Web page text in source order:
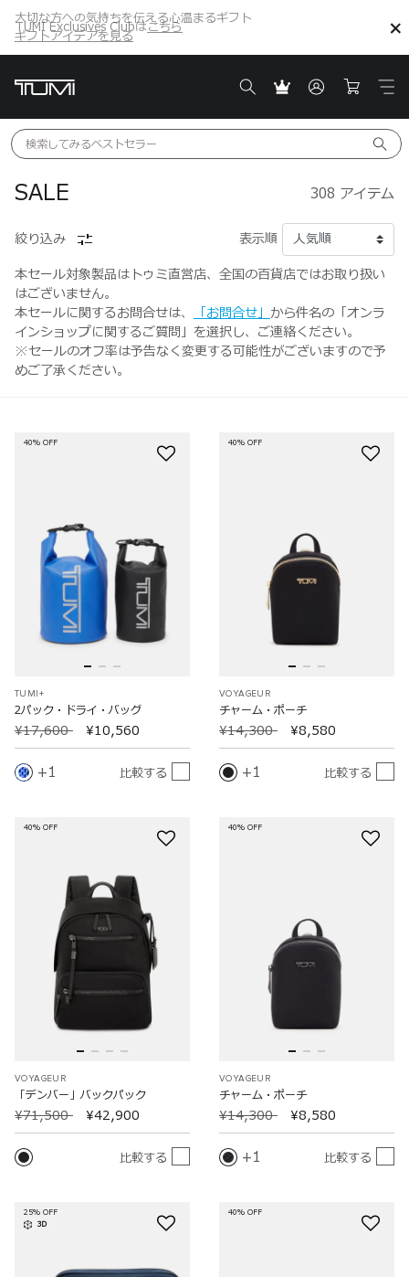
ギフトアイデアを見る こちら
大切な方への気持ちを伝える心温まるギフト
ギフトアイデアを見る
TUMI Exclusives Clubはこちら
検索してみるベストセラー
SALE 308 アイテム
絞り込み
表示順
本セール対象製品はトゥミ直営店、全国の百貨店ではお取り扱い
はございません。
本セールに関するお問合せは、
「お問合せ」 から件名の「オンラ
インショップに関するご質問」を選択し、ご連絡ください。
※セールのオフ率は予告なく変更する可能性がございますので予
めご了承ください。
40% OFF
TUMI+
2パック・ドライ・バッグ
¥17,600 ¥10,560
1 比較する
40% OFF
VOYAGEUR
チャーム・ポーチ
¥14,300 ¥8,580
1 比較する
40% OFF
VOYAGEUR
「デンバー」バックパック
¥71,500 ¥42,900
比較する
40% OFF
VOYAGEUR
チャーム・ポーチ
¥14,300 ¥8,580
1 比較する
25% OFF
3D
40% OFF